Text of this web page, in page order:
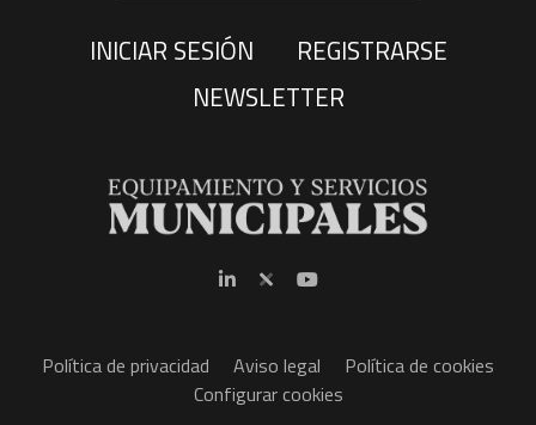
INICIAR SESIÓN
REGISTRARSE
NEWSLETTER
Política de privacidad Aviso legal
Política de cookies
Configurar cookies